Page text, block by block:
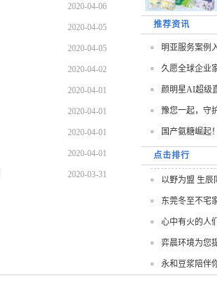
2020-04-06
2020-04-05
2020-04-05
2020-04-02
2020-04-01
2020-04-01
2020-04-01
2020-04-01
2020-03-31
推荐资讯
明亚服务案例
久愿全球企业
颜明星AI超级
豫您一起，守
国产氨糖崛起
点击排行
以野为盟 生辰
东莞冬至不宅
心中有火的人
弈晨环境为您
永和豆浆陪伴